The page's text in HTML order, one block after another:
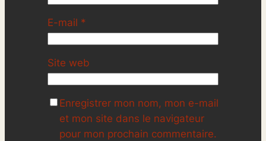
E-mail *
Site web
Enregistrer mon nom, mon e-mail
et mon site dans le navigateur
pour mon prochain commentaire.